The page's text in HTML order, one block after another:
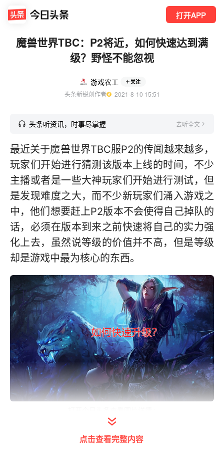
打开APP
魔兽世界TBC：P2将近，如何快速达到满
级？野怪不能忽视
游戏农工 关注
头条新锐创作者
  2021-8-10 15:51
头条听资讯，时事尽掌握 去听全文
最近关于魔兽世界TBC服P2的传闻越来越多，
玩家们开始进行猜测该版本上线的时间，不少
主播或者是一些大神玩家们开始进行测试，但
是发现难度之大，而不少新玩家们涌入游戏之
中，他们想要赶上P2版本不会使得自己掉队的
话，必须在版本到来之前快速将自己的实力强
化上去，虽然说等级的价值并不高，但是等级
却是游戏中最为核心的东西。
经常听见有些人调侃说魔兽世界中满级才是游
点击查看完整内容